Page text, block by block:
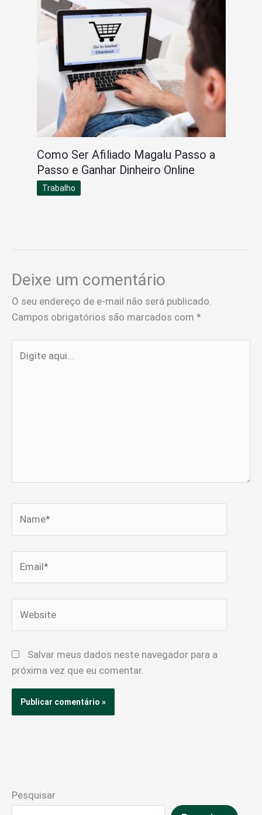
Como Ser Afiliado Magalu Passo a
Passo e Ganhar Dinheiro Online
Trabalho
Deixe um comentário
O seu endereço de e-mail não será publicado.
Campos obrigatórios são marcados com *
aqui...
Salvar meus dados neste navegador para a
próxima vez que eu comentar.
Pesquisar